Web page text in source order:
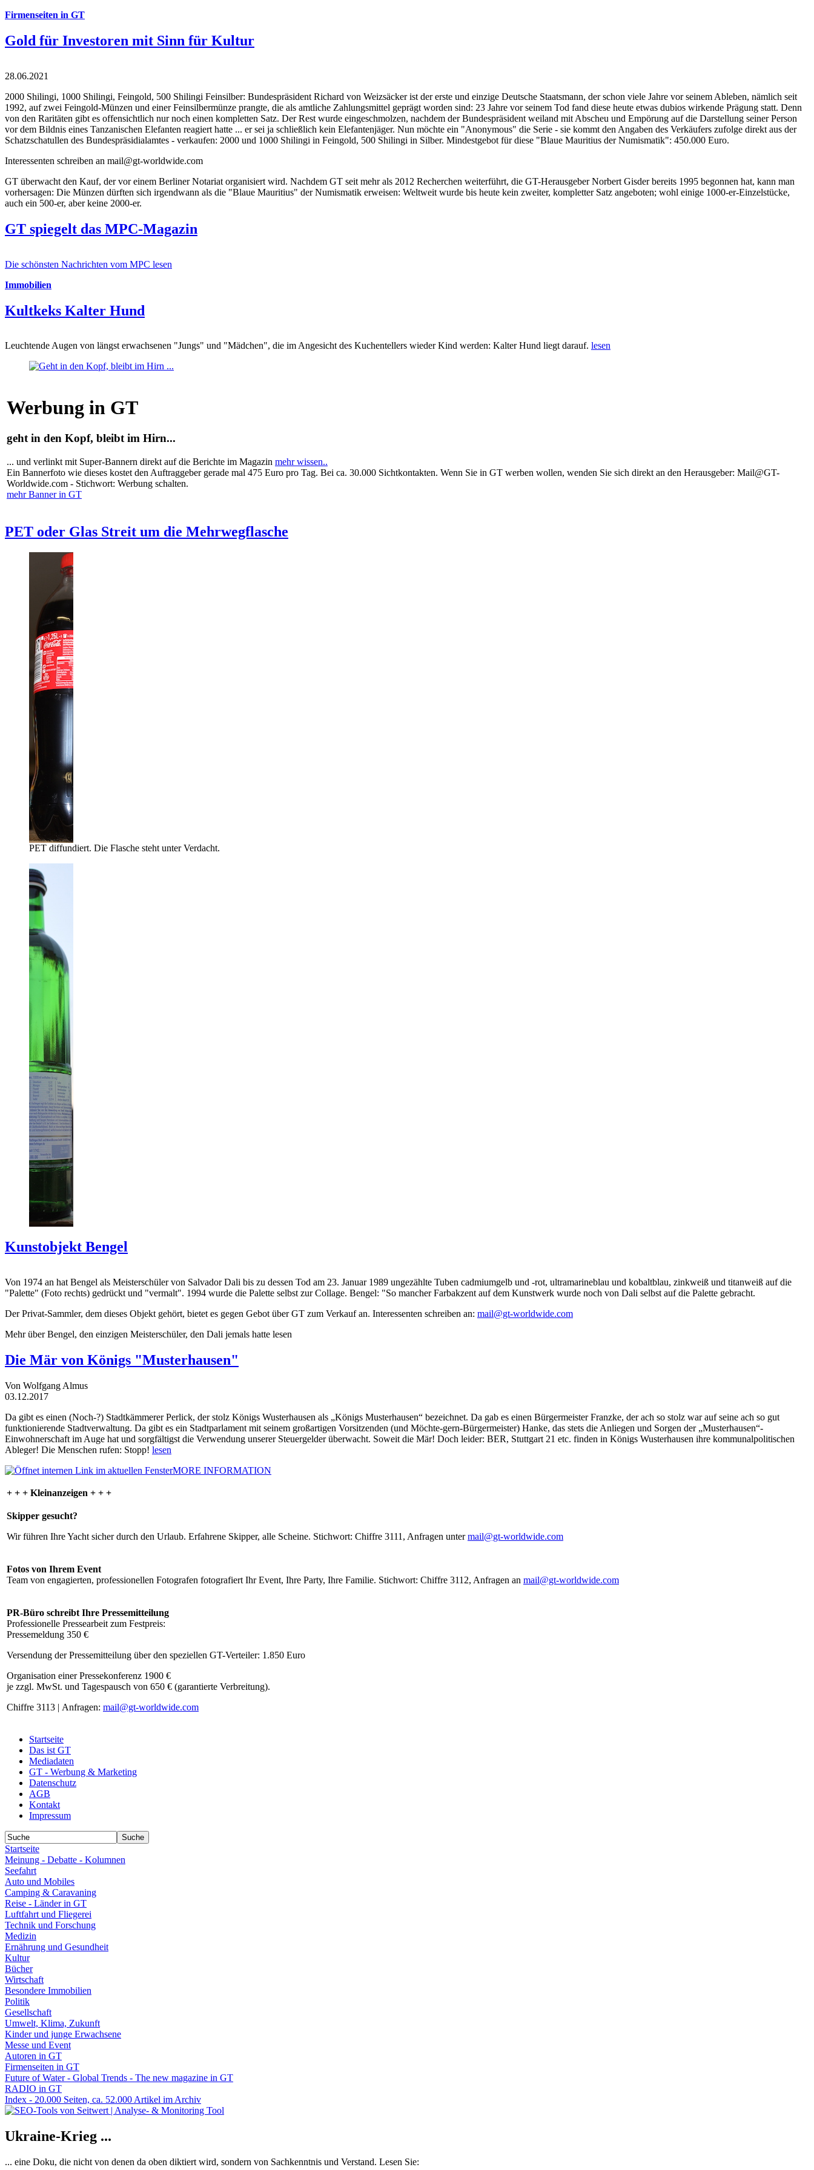
Firmenseiten in GT
Gold für Investoren mit Sinn für Kultur
28.06.2021
2000 Shilingi, 1000 Shilingi, Feingold, 500 Shilingi Feinsilber: Bundespräsident Richard von Weizsäcker ist der erste und einzige Deutsche Staatsmann, der schon viele Jahre vor seinem Ableben, nämlich seit
1992, auf zwei Feingold-Münzen und einer Feinsilbermünze prangte, die als amtliche Zahlungsmittel geprägt worden sind: 23 Jahre vor seinem Tod fand diese heute etwas dubios wirkende Prägung statt. Denn
von den Raritäten gibt es offensichtlich nur noch einen kompletten Satz. Der Rest wurde eingeschmolzen, nachdem der Bundespräsident weiland mit Abscheu und Empörung auf die Darstellung seiner Person
vor dem Bildnis eines Tanzanischen Elefanten reagiert hatte ... er sei ja schließlich kein Elefantenjäger. Nun möchte ein "Anonymous" die Serie - sie kommt den Angaben des Verkäufers zufolge direkt aus der
Schatzschatullen des Bundespräsidialamtes - verkaufen: 2000 und 1000 Shilingi in Feingold, 500 Shilingi in Silber. Mindestgebot für diese "Blaue Mauritius der Numismatik": 450.000 Euro.
Interessenten schreiben an mail@gt-worldwide.com
GT überwacht den Kauf, der vor einem Berliner Notariat organisiert wird. Nachdem GT seit mehr als 2012 Recherchen weiterführt, die GT-Herausgeber Norbert Gisder bereits 1995 begonnen hat, kann man
vorhersagen: Die Münzen dürften sich irgendwann als die "Blaue Mauritius" der Numismatik erweisen: Weltweit wurde bis heute kein zweiter, kompletter Satz angeboten; wohl einige 1000-er-Einzelstücke,
auch ein 500-er, aber keine 2000-er.
GT spiegelt das MPC-Magazin
Die schönsten Nachrichten vom MPC lesen
Immobilien
Kultkeks Kalter Hund
Leuchtende Augen von längst erwachsenen "Jungs" und "Mädchen", die im Angesicht des Kuchentellers wieder Kind werden: Kalter Hund liegt darauf. lesen
Werbung in GT
geht in den Kopf, bleibt im Hirn...
... und verlinkt mit Super-Bannern direkt auf die Berichte im Magazin mehr wissen..
Ein Bannerfoto wie dieses kostet den Auftraggeber gerade mal 475 Euro pro Tag. Bei ca. 30.000 Sichtkontakten. Wenn Sie in GT werben wollen, wenden Sie sich direkt an den Herausgeber: Mail@GT-
Worldwide.com - Stichwort: Werbung schalten.
mehr Banner in GT
PET oder Glas Streit um die Mehrwegflasche
PET diffundiert. Die Flasche steht unter Verdacht.
Kunstobjekt Bengel
Von 1974 an hat Bengel als Meisterschüler von Salvador Dali bis zu dessen Tod am 23. Januar 1989 ungezählte Tuben cadmiumgelb und -rot, ultramarineblau und kobaltblau, zinkweiß und titanweiß auf die
"Palette" (Foto rechts) gedrückt und "vermalt". 1994 wurde die Palette selbst zur Collage. Bengel: "So mancher Farbakzent auf dem Kunstwerk wurde noch von Dali selbst auf die Palette gebracht.
Der Privat-Sammler, dem dieses Objekt gehört, bietet es gegen Gebot über GT zum Verkauf an. Interessenten schreiben an: mail@gt-worldwide.com
Mehr über Bengel, den einzigen Meisterschüler, den Dali jemals hatte lesen
Die Mär von Königs "Musterhausen"
Von Wolfgang Almus
03.12.2017
Da gibt es einen (Noch-?) Stadtkämmerer Perlick, der stolz Königs Wusterhausen als „Königs Musterhausen“ bezeichnet. Da gab es einen Bürgermeister Franzke, der ach so stolz war auf seine ach so gut
funktionierende Stadtverwaltung. Da gibt es ein Stadtparlament mit seinem großartigen Vorsitzenden (und Möchte-gern-Bürgermeister) Hanke, das stets die Anliegen und Sorgen der „Musterhausen“-
Einwohnerschaft im Auge hat und sorgfältigst die Verwendung unserer Steuergelder überwacht. Soweit die Mär! Doch leider: BER, Stuttgart 21 etc. finden in Königs Wusterhausen ihre kommunalpolitischen
Ableger! Die Menschen rufen: Stopp! lesen
MORE INFORMATION
+ + + Kleinanzeigen + + +
Skipper gesucht?
Wir führen Ihre Yacht sicher durch den Urlaub. Erfahrene Skipper, alle Scheine. Stichwort: Chiffre 3111, Anfragen untermail@gt-worldwide.com
Fotos von Ihrem Event
Team von engagierten, professionellen Fotografen fotografiert Ihr Event, Ihre Party, Ihre Familie. Stichwort: Chiffre 3112, Anfragen an mail@gt-worldwide.com
PR-Büro schreibt Ihre Pressemitteilung
Professionelle Pressearbeit zum Festpreis:
Pressemeldung 350 €
Versendung der Pressemitteilung über den speziellen GT-Verteiler: 1.850 Euro
Organisation einer Pressekonferenz 1900 €
je zzgl. MwSt. und Tagespausch von 650 € (garantierte Verbreitung).
Chiffre 3113 | Anfragen: mail@gt-worldwide.com
Startseite
Das ist GT
Mediadaten
GT - Werbung & Marketing
Datenschutz
AGB
Kontakt
Impressum
Startseite
Meinung - Debatte - Kolumnen
Seefahrt
Auto und Mobiles
Camping & Caravaning
Reise - Länder in GT
Luftfahrt und Fliegerei
Technik und Forschung
Medizin
Ernährung und Gesundheit
Kultur
Bücher
Wirtschaft
Besondere Immobilien
Politik
Gesellschaft
Umwelt, Klima, Zukunft
Kinder und junge Erwachsene
Messe und Event
Autoren in GT
Firmenseiten in GT
Future of Water - Global Trends - The new magazine in GT
RADIO in GT
Index - 20.000 Seiten, ca. 52.000 Artikel im Archiv
Ukraine-Krieg ...
... eine Doku, die nicht von denen da oben diktiert wird, sondern von Sachkenntnis und Verstand. Lesen Sie: